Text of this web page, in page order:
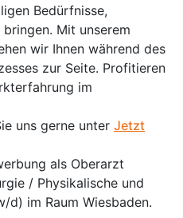
Bedürfnisse,
Mit unserem
wir Ihnen während des
zur Seite. Profitieren
im
uns gerne unter Jetzt
als Oberarzt
/ Physikalische und
d) im Raum Wiesbaden.